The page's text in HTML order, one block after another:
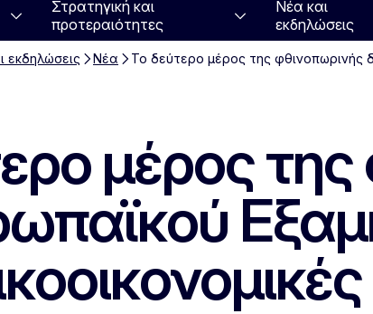
Στρατηγική και
προτεραιότητες
Νέα και
εκδηλώσεις
εκδηλώσεις Νέα Το δεύτερο μέρος της φθινοπωρινής
μέρος